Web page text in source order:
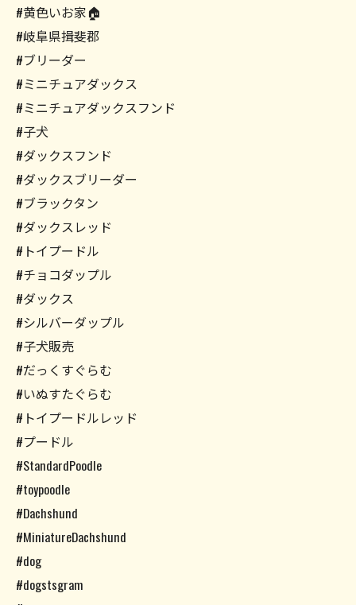
#黄色いお家🏠
#岐阜県揖斐郡
#ブリーダー
#ミニチュアダックス
#ミニチュアダックスフンド
#子犬
#ダックスフンド
#ダックスブリーダー
#ブラックタン
#ダックスレッド
#トイプードル
#チョコダップル
#ダックス
#シルバーダップル
#子犬販売
#だっくすぐらむ
#いぬすたぐらむ
#トイプードルレッド
#プードル
#StandardPoodle
#toypoodle
#Dachshund
#MiniatureDachshund
#dog
#dogstsgram